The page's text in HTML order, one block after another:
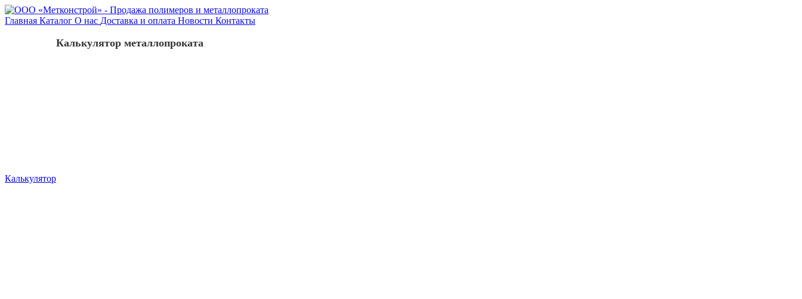
Главная Каталог О нас Доставка и оплата Новости Контакты
Калькулятор
Калькулятор металлопроката